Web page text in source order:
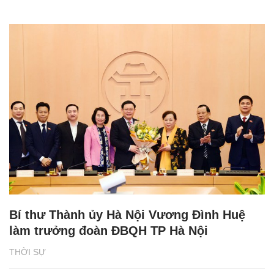
THỜI SỰ
Bí thư Thành ủy Hà Nội Vương Đình Huệ
làm trưởng đoàn ĐBQH TP Hà Nội